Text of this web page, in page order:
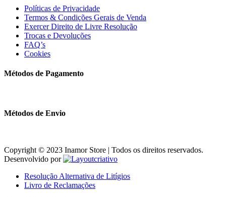
Políticas de Privacidade
Termos & Condições Gerais de Venda
Exercer Direito de Livre Resolução
Trocas e Devoluções
FAQ’s
Cookies
Métodos de Pagamento
Métodos de Envio
Copyright © 2023 Inamor Store | Todos os direitos reservados.
Desenvolvido por
Resolução Alternativa de Litígios
Livro de Reclamações